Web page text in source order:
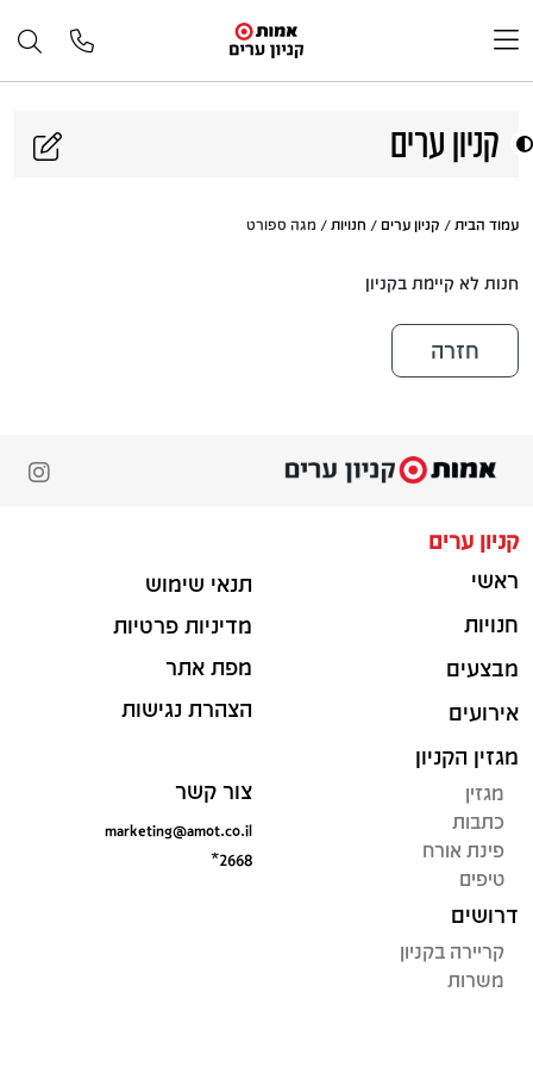
קניון ערים
עמוד הבית / קניון ערים / חנויות / מגה ספורט
חנות לא קיימת בקניון
חזרה
קניון ערים
ראשי
חנויות
מבצעים
אירועים
מגזין הקניון
מגזין
כתבות
פינת אורח
טיפים
דרושים
קריירה בקניון
משרות
תנאי שימוש
מדיניות פרטיות
מפת אתר
הצהרת נגישות
צור קשר
marketing@amot.co.il
*2668